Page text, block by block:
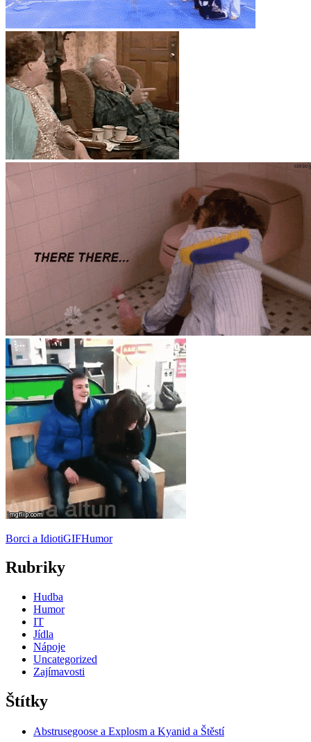
Borci a IdiotiGIFHumor
Rubriky
Hudba
Humor
IT
Jídla
Nápoje
Uncategorized
Zajímavosti
Štítky
Abstrusegoose a Explosm a Kyanid a Štěstí